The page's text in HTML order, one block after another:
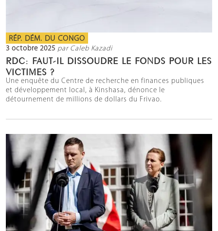
RÉP. DÉM. DU CONGO
3 octobre 2025 par Caleb Kazadi
RDC: FAUT-IL DISSOUDRE LE FONDS POUR LES
VICTIMES ?
Une enquête du Centre de recherche en finances publiques
et développement local, à Kinshasa, dénonce le
détournement de millions de dollars du Frivao.